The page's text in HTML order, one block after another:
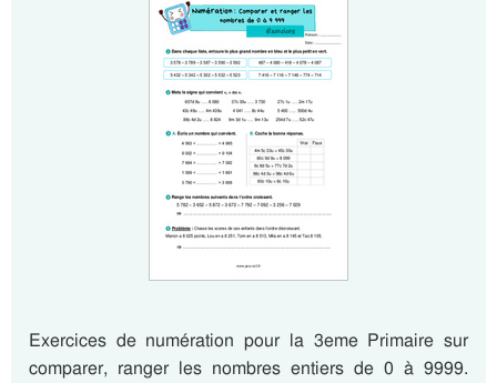
Exercices de numération pour la 3eme Primaire sur
comparer, ranger les nombres entiers de 0 à 9999.